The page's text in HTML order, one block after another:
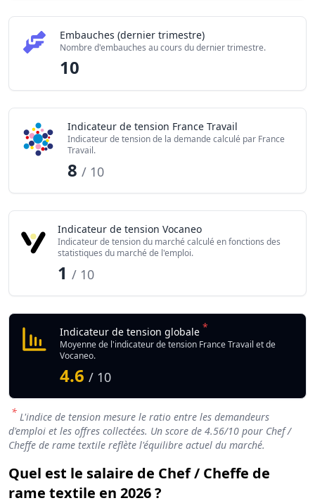
Embauches (dernier trimestre)
Nombre d'embauches au cours du dernier trimestre.
10
Indicateur de tension France Travail
Indicateur de tension de la demande calculé par France
Travail.
8/ 10
Indicateur de tension Vocaneo
Indicateur de tension du marché calculé en fonctions des
statistiques du marché de l'emploi.
1 / 10
Indicateur de tension globale *
Moyenne de l'indicateur de tension France Travail et de
Vocaneo.
4.6 / 10
* L'indice de tension mesure le ratio entre les demandeurs
d'emploi et les offres collectées. Un score de 4.56/10 pour Chef /
Cheffe de rame textile reflète l'équilibre actuel du marché.
Quel est le salaire de Chef / Cheffe de
rame textile en 2026 ?